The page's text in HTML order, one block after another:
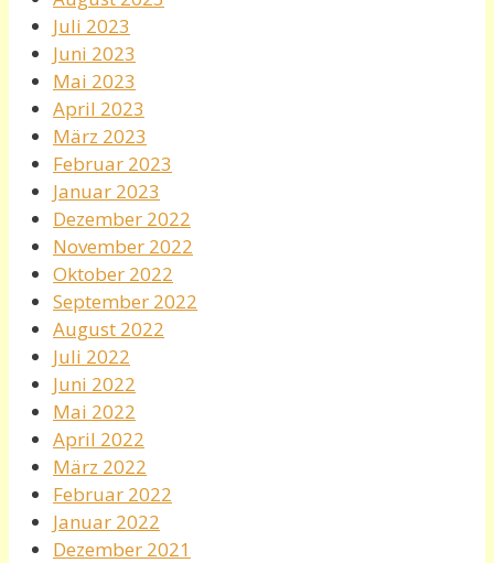
Juli 2023
Juni 2023
Mai 2023
April 2023
März 2023
Februar 2023
Januar 2023
Dezember 2022
November 2022
Oktober 2022
September 2022
August 2022
Juli 2022
Juni 2022
Mai 2022
April 2022
März 2022
Februar 2022
Januar 2022
Dezember 2021